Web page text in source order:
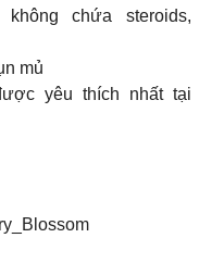
chứa steroids,
mủ
yêu thích nhất tại